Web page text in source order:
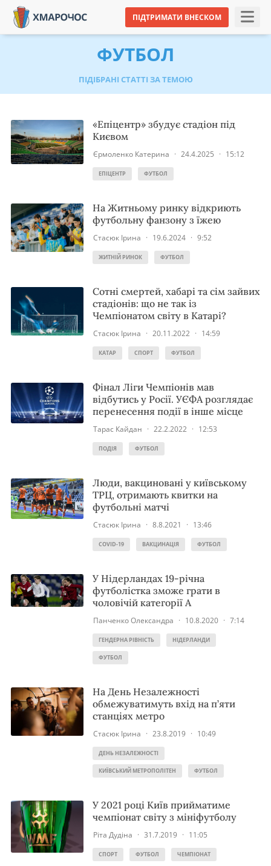
ПІДТРИМАТИ ВНЕСКОМ
ФУТБОЛ
ПІДІБРАНІ СТАТТІ ЗА ТЕМОЮ
«Епіцентр» збудує стадіон під
Києвом
Єрмоленко Катерина · 24.4.2025 · 15:12
ЕПІЦЕНТР ФУТБОЛ
На Житньому ринку відкриють
футбольну фанзону з їжею
Стасюк Ірина · 19.6.2024 · 9:52
ЖИТНІЙ РИНОК ФУТБОЛ
Сотні смертей, хабарі та сім зайвих
стадіонів: що не так із
Чемпіонатом світу в Катарі?
Стасюк Ірина · 20.11.2022 · 14:59
КАТАР СПОРТ ФУТБОЛ
Фінал Ліги Чемпіонів мав
відбутись у Росії. УЄФА розглядає
перенесення події в інше місце
Тарас Кайдан · 22.2.2022 · 12:53
ПОДІЯ ФУТБОЛ
Люди, вакциновані у київському
ТРЦ, отримають квитки на
футбольні матчі
Стасюк Ірина · 8.8.2021 · 13:46
COVID-19 ВАКЦИНАЦІЯ ФУТБОЛ
У Нідерландах 19-річна
футболістка зможе грати в
чоловічій категорії А
Панченко Олександра · 10.8.2020 · 7:14
ГЕНДЕРНА РІВНІСТЬ НІДЕРЛАНДИ
ФУТБОЛ
На День Незалежності
обмежуватимуть вхід на п’яти
станціях метро
Стасюк Ірина · 23.8.2019 · 10:49
ДЕНЬ НЕЗАЛЕЖНОСТІ
КИЇВСЬКИЙ МЕТРОПОЛІТЕН ФУТБОЛ
У 2021 році Київ прийматиме
чемпіонат світу з мініфутболу
Ріта Дудіна · 31.7.2019 · 11:05
СПОРТ ФУТБОЛ ЧЕМПІОНАТ